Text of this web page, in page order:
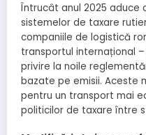
Întrucât anul 2025 aduce
sistemelor de taxare
companiile de logistică
transportul internațional
privire la noile
bazate pe emisii. Aceste
pentru un transport mai
politicilor de taxare între